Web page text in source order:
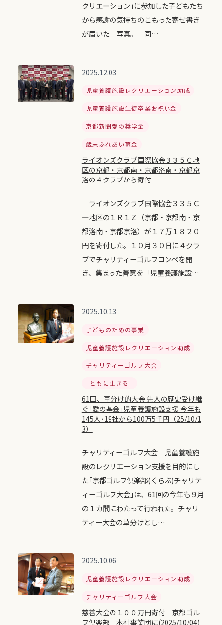
クリエーション｣に参加した子どもたち
から感謝の気持ちのこもった寄せ書き
が届いた＝写真。 同…
2025.12.03
児童養護施設レクリエーション助成
児童養護施設生徒卒業お祝い金
京都新聞愛の奨学金
歳末ふれあい募金
ライオンズクラブ国際協会３３５Ｃ地
区の京都・京都南・京都洛南・京都京
洛の４クラブから寄付
ライオンズクラブ国際協会３３５Ｃ
―地区の１Ｒ１Ｚ（京都・京都南・京
都洛南・京都京洛）が１７万１８２０
円を寄付した。１０月３０日に４クラ
ブでチャリティーゴルフコンペを開
き、集まった善意を「児童養護施設…
2025.10.13
子どものための事業
児童養護施設レクリエーション助成
チャリティーゴルフ大会
ともに生きる
61回、草分け的大会 先人の歴史受け継
ぐ｢愛の基金｣児童養護施設支援 今年も
145人･19社から100万5千円（25/10/1
3）
チャリティーゴルフ大会 児童養護施
設のレクリエーション支援を目的にし
た｢京都ゴルフ倶楽部(くらぶ)チャリテ
ィーゴルフ大会｣は、61回の今年も９月
の１カ間にわたって行われた。チャリ
ティー大会の草分けとし…
2025.10.06
児童養護施設レクリエーション助成
チャリティーゴルフ大会
慈善大会の１００万円寄付 京都ゴル
フ倶楽部 本社事業団に(2025/10/04)